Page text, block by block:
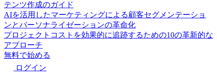
テンツ作成のガイド
AIを活用したマーケティングによる顧客セグメンテーショ
ンとパーソナライゼーションの革命化
プロジェクトコストを効果的に追跡するための10の革新的な
アプローチ
無料で始める
ログイン